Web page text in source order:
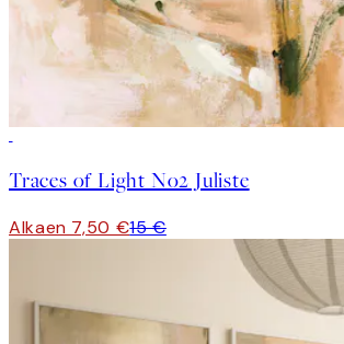
Traces of Light No2 Juliste
Alkaen 7,50 €15 €